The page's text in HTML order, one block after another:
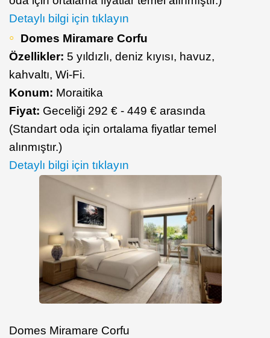
Detaylı bilgi için tıklayın
Domes Miramare Corfu
Özellikler: 5 yıldızlı, deniz kıyısı, havuz,
kahvaltı, Wi-Fi.
Konum: Moraitika
Fiyat: Geceliği 292 € - 449 € arasında
(Standart oda için ortalama fiyatlar temel
alınmıştır.)
Detaylı bilgi için tıklayın
Domes Miramare Corfu